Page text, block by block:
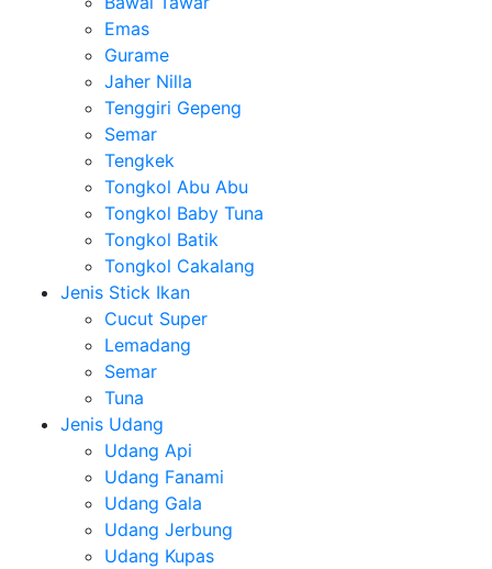
Emas
Gurame
Jaher Nilla
Tenggiri Gepeng
Semar
Tengkek
Tongkol Abu Abu
Tongkol Baby Tuna
Tongkol Batik
Tongkol Cakalang
Jenis Stick Ikan
Cucut Super
Lemadang
Semar
Tuna
Jenis Udang
Udang Api
Udang Fanami
Udang Gala
Udang Jerbung
Udang Kupas